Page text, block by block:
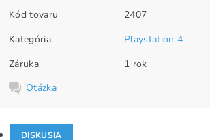
Kód tovaru
2407
Kategória
Playstation 4
Záruka
1 rok
Otázka
DISKUSIA